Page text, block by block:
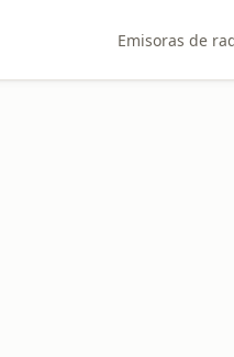
Emisoras de